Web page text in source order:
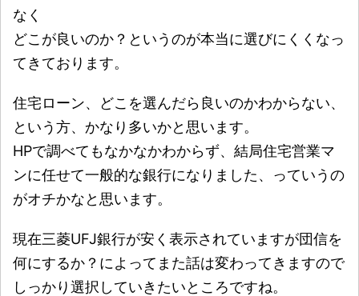
なく
どこが良いのか？というのが本当に選びにくくなっ
てきております。
住宅ローン、どこを選んだら良いのかわからない、
という方、かなり多いかと思います。
HPで調べてもなかなかわからず、結局住宅営業マ
ンに任せて一般的な銀行になりました、っていうの
がオチかなと思います。
現在三菱UFJ銀行が安く表示されていますが団信を
何にするか？によってまた話は変わってきますので
しっかり選択していきたいところですね。